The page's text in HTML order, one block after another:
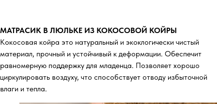
МАТРАСИК В ЛЮЛЬКЕ ИЗ КОКОСОВОЙ КОЙРЫ
Кокосовая койра это натуральный и экоклогически чистый
материал, прочный и устойчивый к деформации. Обеспечит
равномерную поддержку для младенца. Позволяет хорошо
циркулировать воздуху, что способствует отводу избыточной
влаги и тепла.